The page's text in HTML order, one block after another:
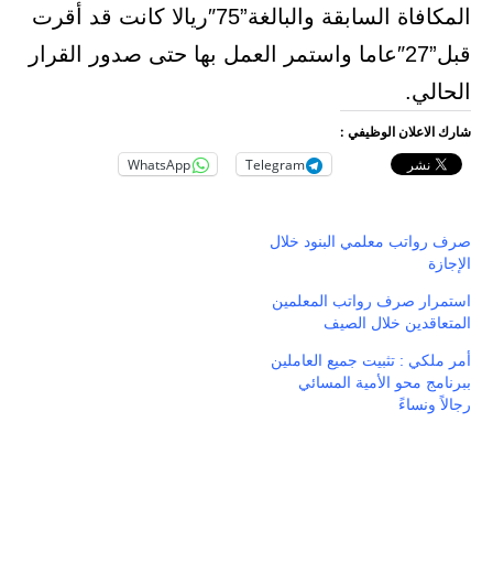
المكافاة السابقة والبالغة”75″ريالا كانت قد أقرت
قبل”27″عاما واستمر العمل بها حتى صدور القرار
الحالي.
شارك الاعلان الوظيفي :
Telegram
WhatsApp
صرف رواتب معلمي البنود خلال
الإجازة
استمرار صرف رواتب المعلمين
المتعاقدين خلال الصيف
أمر ملكي : تثبيت جميع العاملين
ببرنامج محو الأمية المسائي
رجالاً ونساءً